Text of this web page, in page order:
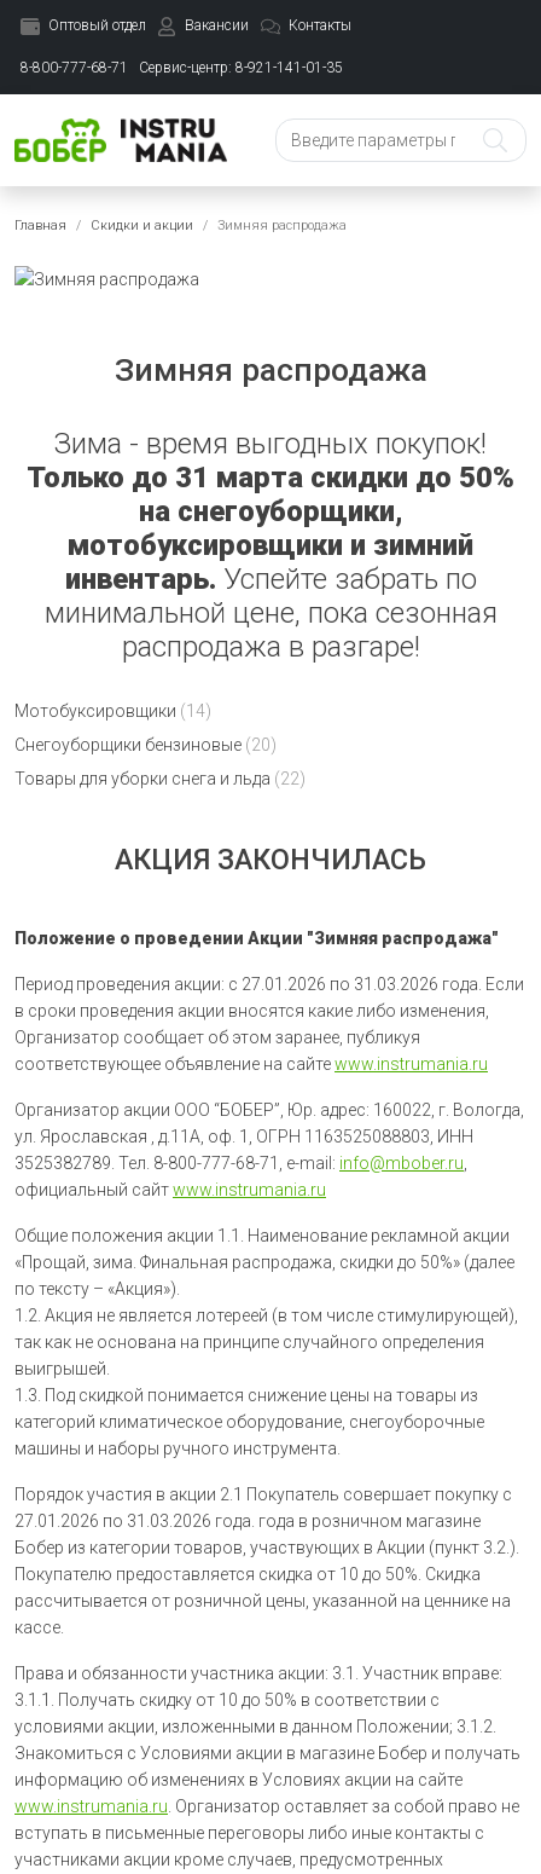
Оптовый отдел Вакансии Контакты
8-800-777-68-71 Сервис-центр: 8-921-141-01-35
Главная Скидки и акции Зимняя распродажа
Зимняя распродажа
Зима - время выгодных покупок!
Только до 31 марта скидки до 50%
на снегоуборщики,
мотобуксировщики и зимний
инвентарь. Успейте забрать по
минимальной цене, пока сезонная
распродажа в разгаре!
Мотобуксировщики (14)
Снегоуборщики бензиновые (20)
Товары для уборки снега и льда (22)
АКЦИЯ ЗАКОНЧИЛАСЬ
Положение о проведении Акции "Зимняя распродажа"
Период проведения акции: с 27.01.2026 по 31.03.2026 года. Если
в сроки проведения акции вносятся какие либо изменения,
Организатор сообщает об этом заранее, публикуя
соответствующее объявление на сайтеwww.instrumania.ru
Организатор акции ООО “БОБЕР”, Юр. адрес: 160022, г. Вологда,
ул. Ярославская , д.11А, оф. 1, ОГРН 1163525088803, ИНН
3525382789. Тел. 8-800-777-68-71, e-mail: info@mbober.ru,
официальный сайтwww.instrumania.ru
Общие положения акции 1.1. Наименование рекламной акции
«Прощай, зима. Финальная распродажа, скидки до 50%» (далее
по тексту – «Акция»).
1.2. Акция не является лотереей (в том числе стимулирующей),
так как не основана на принципе случайного определения
выигрышей.
1.3. Под скидкой понимается снижение цены на товары из
категорий климатическое оборудование, снегоуборочные
машины и наборы ручного инструмента.
Порядок участия в акции 2.1 Покупатель совершает покупку с
27.01.2026 по 31.03.2026 года. года в розничном магазине
Бобер из категории товаров, участвующих в Акции (пункт 3.2.).
Покупателю предоставляется скидка от 10 до 50%. Скидка
рассчитывается от розничной цены, указанной на ценнике на
кассе.
Права и обязанности участника акции: 3.1. Участник вправе:
3.1.1. Получать скидку от 10 до 50% в соответствии с
условиями акции, изложенными в данном Положении; 3.1.2.
Знакомиться с Условиями акции в магазине Бобер и получать
информацию об изменениях в Условиях акции на сайте
www.instrumania.ru. Организатор оставляет за собой право не
вступать в письменные переговоры либо иные контакты с
участниками акции кроме случаев, предусмотренных